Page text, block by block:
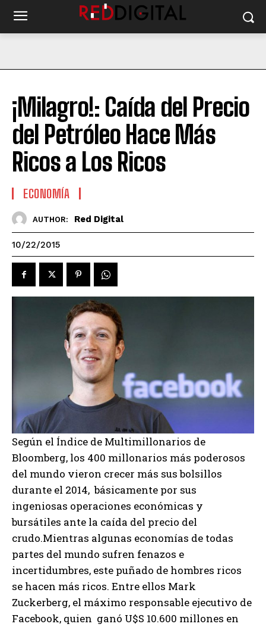
¡Milagro!: Caída del Precio
del Petróleo Hace Más
Ricos a Los Ricos
ECONOMÍA
AUTHOR: Red Digital
10/22/2015
Según el Índice de Multimillonarios de
Bloomberg, los 400 millonarios más poderosos
del mundo vieron crecer más sus bolsillos
durante el 2014, básicamente por sus
ingeniosas operaciones económicas y
bursátiles ante la caída del precio del
crudo.Mientras algunas economías de todas
partes del mundo sufren fenazos e
incertidumbres, este puñado de hombres ricos
se hacen más ricos. Entre ellos Mark
Zuckerberg, el máximo responsable ejecutivo de
Facebook, quien ganó U$S 10.600 millones en